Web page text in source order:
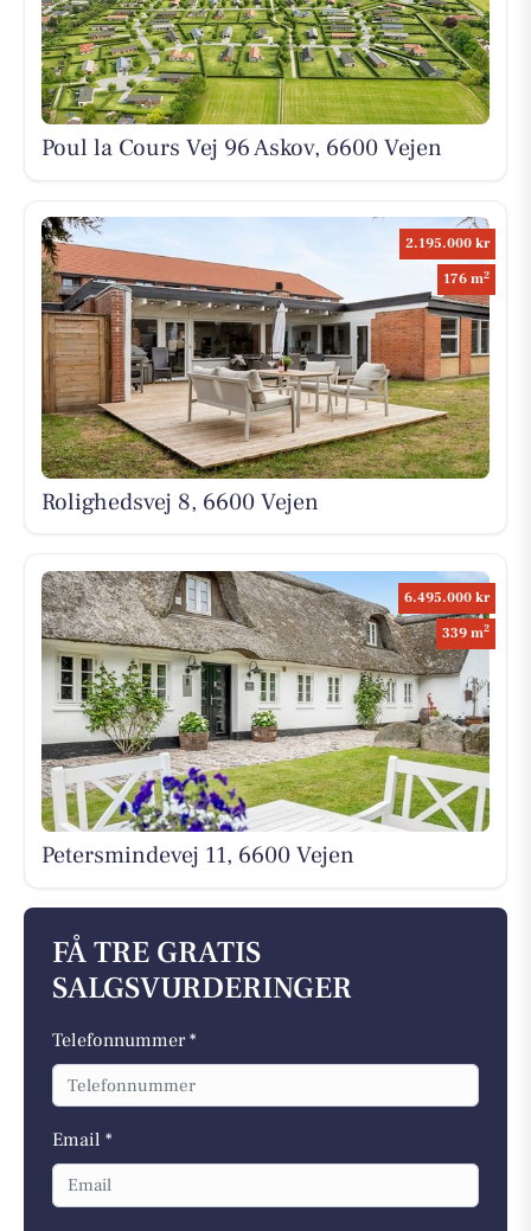
Poul la Cours Vej 96 Askov, 6600 Vejen
2.195.000 kr
176 m2
Rolighedsvej 8, 6600 Vejen
6.495.000 kr
339 m2
Petersmindevej 11, 6600 Vejen
FÅ TRE GRATIS
SALGSVURDERINGER
Telefonnummer *
Email *